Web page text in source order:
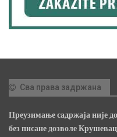
Сва права задржана
Преузимање садржаја није
без писане дозволе